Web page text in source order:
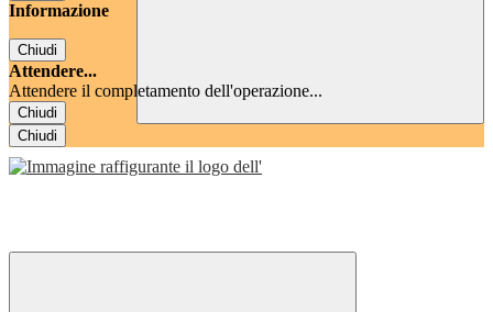
Informazione
Chiudi
Attendere...
Attendere il completamento dell'operazione...
Chiudi
Chiudi